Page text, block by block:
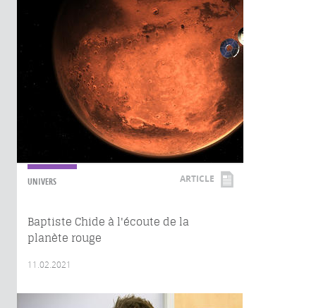
UNIVERS ARTICLE
Baptiste Chide à l'écoute de la
planète rouge
11.02.2021